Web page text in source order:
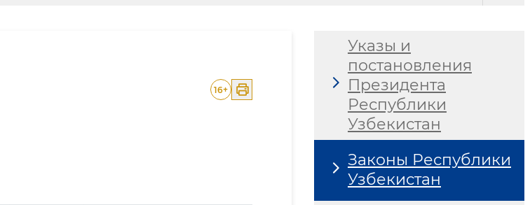
16+
Указы и
постановления
Президента
Республики
Узбекистан
Законы Республики
Узбекистан